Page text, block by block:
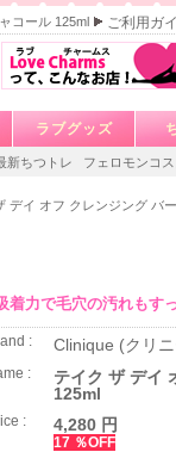
コール 125ml ご利用ガ
ラブグッズ
新ちつトレ フェロモンコス
デイ オフ クレンジング バ
着力で毛穴の汚れもす
: Clinique (クリ
:
テイク ザ デイ
125ml
: 4,280 円
17 ％OFF